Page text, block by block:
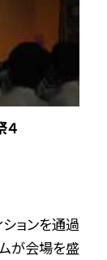
４
ョンを通過
が会場を盛